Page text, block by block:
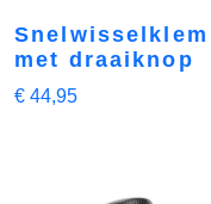
Snelwisselklem
met draaiknop
€ 44,95